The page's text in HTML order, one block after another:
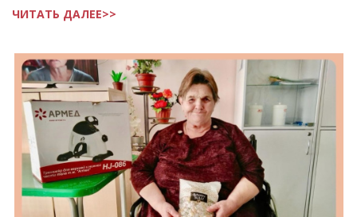
ЧИТАТЬ ДАЛЕЕ>>